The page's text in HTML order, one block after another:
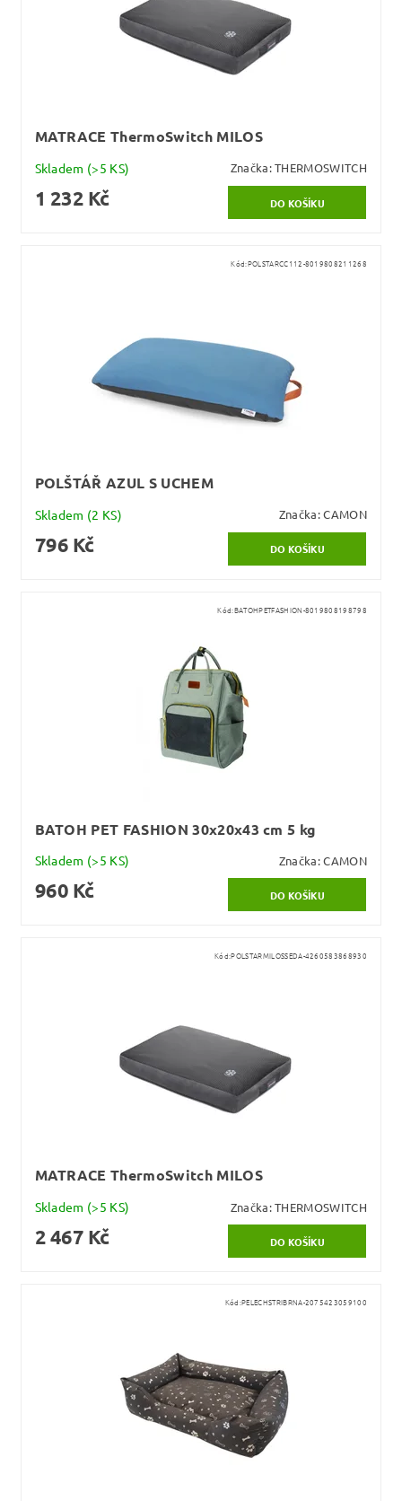
MATRACE ThermoSwitch MILOS
Skladem (>5 KS) Značka:THERMOSWITCH
1 232 Kč
Kód:POLSTARCC112-8019808211268
POLŠTÁŘ AZUL S UCHEM
Skladem (2 KS) Značka:CAMON
796 Kč
Kód:BATOHPETFASHION-8019808198798
BATOH PET FASHION 30x20x43 cm 5 kg
Skladem (>5 KS) Značka:CAMON
960 Kč
Kód:POLSTARMILOSSEDA-4260583868930
MATRACE ThermoSwitch MILOS
Skladem (>5 KS) Značka:THERMOSWITCH
2 467 Kč
Kód:PELECHSTRIBRNA-2075423059100